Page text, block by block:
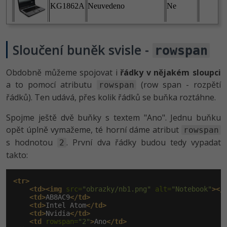
Sloučení buněk svisle - rowspan
Obdobně můžeme spojovat i řádky v nějakém sloupci
a to pomocí atributu
rowspan
(row span - rozpětí
řádků). Ten udává, přes kolik řádků se buňka roztáhne.
Spojme ještě dvě buňky s textem "Ano". Jednu buňku
opět úplně vymažeme, té horní dáme atribut
rowspan
s hodnotou 2 . První dva řádky budou tedy vypadat
takto:
<tr>
<td><img src="obrazky/nb1.png" alt="Notebook"></
<td>AB8AC9</td>
<td>Intel Atom</td>
<td>Nvidia</td>
<td
rowspan="2">Ano</td>